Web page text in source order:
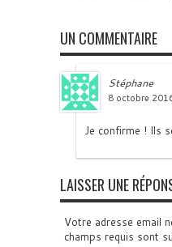
UN COMMENTAIRE
Stéphane
8 octobre
Je confirme ! Ils
LAISSER UNE
Votre adresse email
champs requis sont